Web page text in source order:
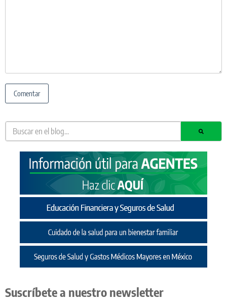
Suscríbete a nuestro newsletter